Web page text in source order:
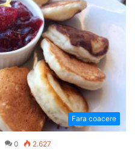
Fara coacere
0 2.627